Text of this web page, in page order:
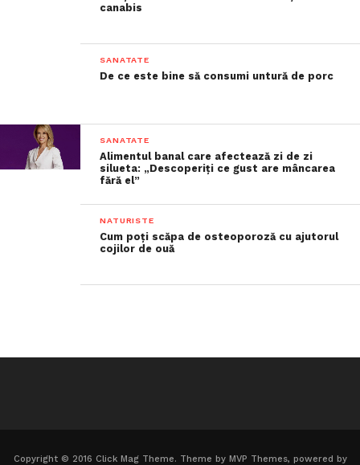
canabis
SANATATE
De ce este bine să consumi untură de porc
SANATATE
Alimentul banal care afectează zi de zi
silueta: „Descoperiți ce gust are mâncarea
fără el”
NATURISTE
Cum poți scăpa de osteoporoză cu ajutorul
cojilor de ouă
Copyright © 2016 Click Mag Theme. Theme by MVP Themes, powered by